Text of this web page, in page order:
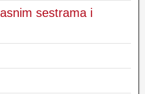
sestrama i